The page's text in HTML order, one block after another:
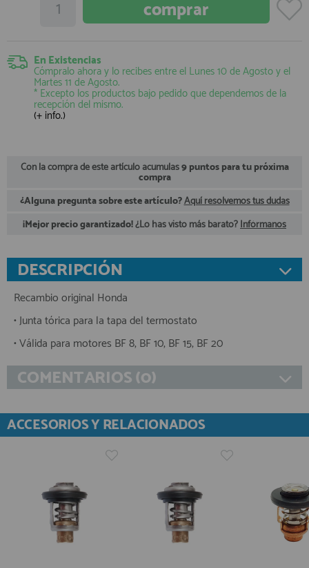
INFORMACION
de 10:00 a 20:00 de Lunes a Viernes
Sábados de 10:00 a 14:00
910 51 49 87 Whatsapp
info@francobordo.com
registro profesional
En Existencias
Cómpralo ahora y lo recibes entre el Lunes 10 de Agostoy el
Martes 11 de Agosto.
* Excepto los productos bajo pedido que dependemos de la
recepción del mismo.
(+ info.)
Con la compra de este artículo acumulas9 puntos para tu próxima
compra
¿Alguna pregunta sobre este artículo?Aquí resolvemos tus dudas
¡Mejor precio garantizado!¿Lo has visto más barato?Infórmanos
DESCRIPCIÓN
Recambio original Honda
• Junta tórica para la tapa del termostato
• Válida para motores BF 8, BF 10, BF 15, BF 20
COMENTARIOS (0)
ACCESORIOS Y RELACIONADOS